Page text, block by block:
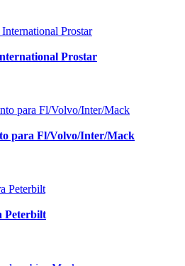
Prostar
para Fl/Volvo/Inter/Mack
Peterbilt